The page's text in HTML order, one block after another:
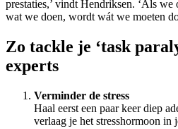
prestaties,’ vindt Hendriksen. ‘Als
wat we doen, wordt wát we moeten
Zo tackle je ‘task
experts
Verminder de stress
Haal eerst een paar keer diep
verlaag je het stresshormoon in